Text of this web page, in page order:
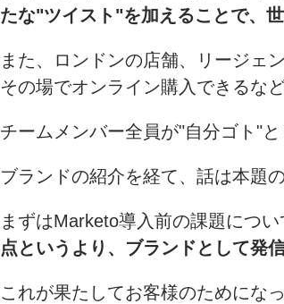
たな"ツイスト"を加えることで、
また、ロンドンの店舗、リージェ
その場でオンライン購入できるな
チームメンバー全員が"自分ゴト"
ブランドの紹介を経て、話は本題
まずはMarketo導入前の課題につい
点というより、ブランドとして発
これが果たしてお客様のためにな